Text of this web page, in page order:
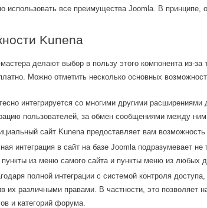
использовать все преимущества Joomla. В принципе,
Kunena
делают выбор в пользу этого компонента из-
Можно отметить несколько основных
интегрируется со многими другими
пользователей, за обмен сообщениями между
сайт Kunena предоставляет вам
интеграция в сайт на базе Joomla подразумевает
из меню самого сайта и пункты меню из любых
полной интеграции с системой контроля
их различными правами. В частности, это позволяет
и категорий форума.